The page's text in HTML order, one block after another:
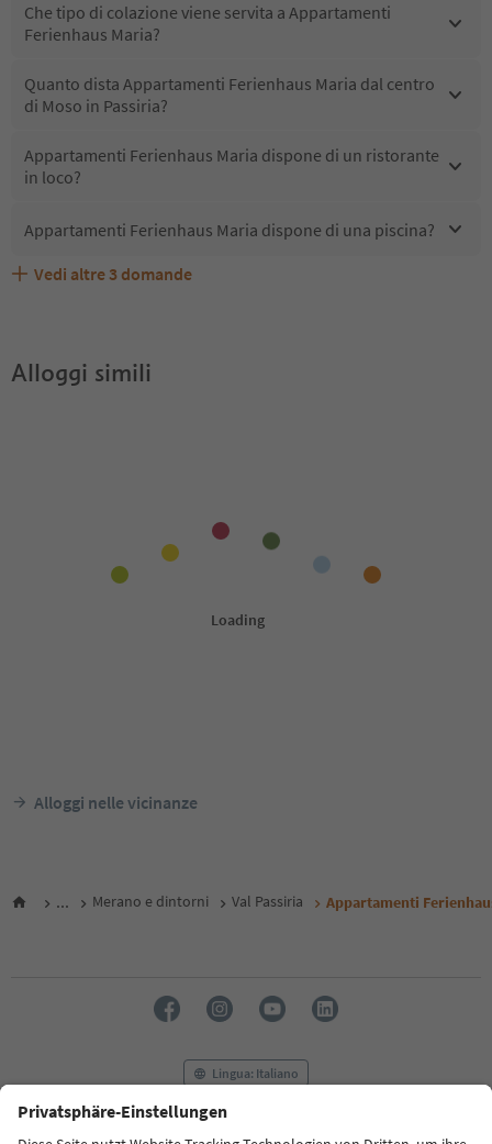
Che tipo di colazione viene servita a Appartamenti
Ferienhaus Maria?
Quanto dista Appartamenti Ferienhaus Maria dal centro
di Moso in Passiria?
Appartamenti Ferienhaus Maria dispone di un ristorante
in loco?
Appartamenti Ferienhaus Maria dispone di una piscina?
Appartamenti Ferienhaus Maria accetta animali
Quali servizi/attività sono disponibili presso
Gli ospiti di Appartamenti Ferienhaus Maria ricevono
Vedi altre 3 domande
Alloggi simili
Alloggi nelle vicinanze
... Merano e dintorni Val Passiria Appartamenti
Lingua: Italiano
FAQ Contatti Press MICE Privacy Policy